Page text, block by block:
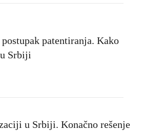
patentiranja. Kako
Srbiji
u Srbiji. Konačno rešenje